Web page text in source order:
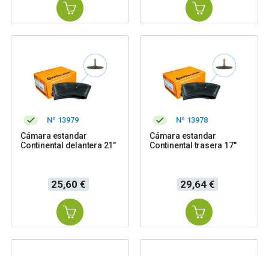
Nº 13979
Cámara estandar
Continental delantera 21"
Precio
25,60 €
Nº 13978
Cámara estandar
Continental trasera 17"
Precio
29,64 €